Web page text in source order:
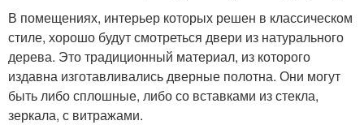
В помещениях, интерьер которых решен в классическом
стиле, хорошо будут смотреться двери из натурального
дерева. Это традиционный материал, из которого
издавна изготавливались дверные полотна. Они могут
быть либо сплошные, либо со вставками из стекла,
зеркала, с витражами.